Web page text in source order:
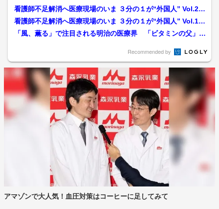
看護師不足解消へ医療現場のいま ３分の１が“外国人” Vol.2
ミャンマー人准...
看護師不足解消へ医療現場のいま ３分の１が“外国人” Vol.1
院内に礼拝の場...
「風、薫る」で注目される明治の医療界 「ビタミンの父」高
Recommended by
アマゾンで大人気！血圧対策はコーヒーに足してみて